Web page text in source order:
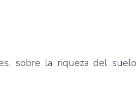
sobre la riqueza del suelo